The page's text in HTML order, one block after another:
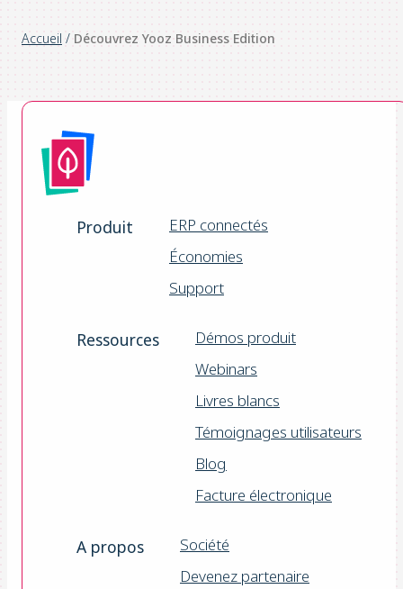
Accueil / Découvrez Yooz Business Edition
Produit
ERP connectés
Économies
Support
Ressources
Démos produit
Webinars
Livres blancs
Témoignages utilisateurs
Blog
Facture électronique
A propos
Société
Devenez partenaire